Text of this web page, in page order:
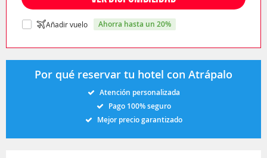
Añadir vuelo ahorra hasta un 20%
Por qué reservar tu hotel con Atrápalo
Atención personalizada
Pago 100% seguro
Mejor precio garantizado